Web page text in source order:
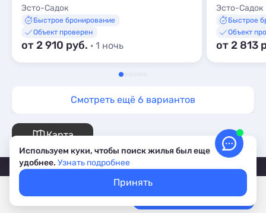
Эсто-Садок
Быстрое бронирование
Объект проверен
от 2 910 руб. · 1 ночь
Эсто-Садок
Быстрое
Объект
от 2 813
Смотреть ещё 6 вариантов
Карта
Покажем свободное жилье
Лучшие цены, акции, скидки
Используем куки, чтобы поиск жилья был еще
удобнее. Узнать подробнее
Принять